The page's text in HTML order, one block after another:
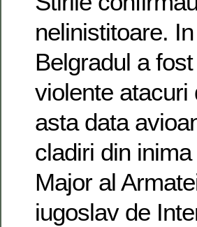
nelinistitoare.
Belgradul a
violente atacuri
asta data
cladiri din
Major al
iugoslav de